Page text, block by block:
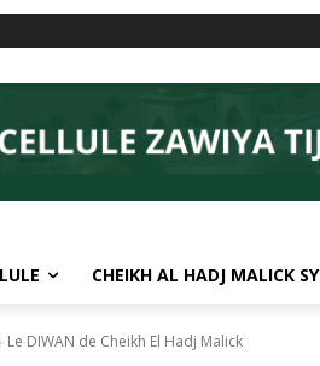
CHEIKH AL HADJ MALICK SY
Le DIWAN de Cheikh El Hadj Malick